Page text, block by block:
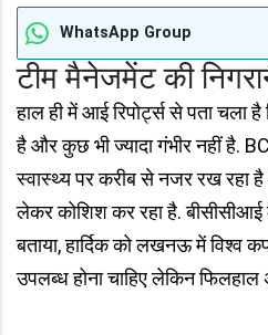
WhatsApp Group
टीम मैनेजमेंट की
हाल ही में आई रिपोर्ट्स से पता चला
है और कुछ भी ज्यादा गंभीर नहीं है.
स्वास्थ्य पर करीब से नजर रख रहा
लेकर कोशिश कर रहा है. बीसीसीआई
बताया, हार्दिक को लखनऊ में
उपलब्ध होना चाहिए लेकिन